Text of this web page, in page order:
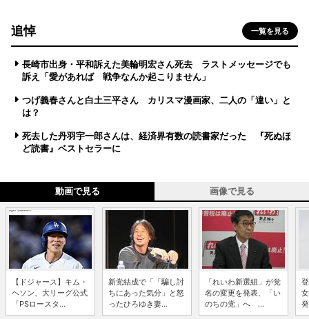
追悼 一覧を見る
長崎市出身・平和訴えた美輪明宏さん死去 ラストメッセージでも
訴え「愛があれば 戦争なんか起こりません」
つげ義春さんと白土三平さん カリスマ漫画家、二人の「違い」と
は？
死去した丹羽宇一郎さんは、経済界有数の読書家だった 『死ぬほ
ど読書』ベストセラーに
動画で見る 画像で見る
【ドジャース】キム・
ヘソン、大リーグ公式
「PSロースタ...
新党結成で「「騙し討
ちにあった気分」と怒
ったひろゆき妻...
「れいわ新選組」が党
名の変更を発表、「い
のちの党」へ ...